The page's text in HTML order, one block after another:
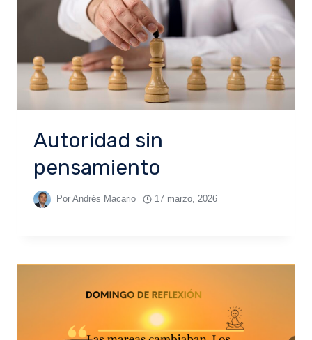
Autoridad sin
pensamiento
Por Andrés Macario 17 marzo, 2026